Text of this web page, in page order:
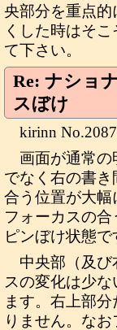
央部分を重点
くした時はそ
て下さい。
Re: ナショ
スぼけ
kirinn No.2087
画面が通常
でなく右の書
合う位置が大
フォーカスの
ピンぼけ状態で
中央部（及び
スの変化は少
ます。右上部
りません。な